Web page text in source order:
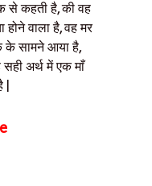
से कहती है, की वह
होने वाला है, वह मर
के सामने आया है,
अर्थ में एक माँ